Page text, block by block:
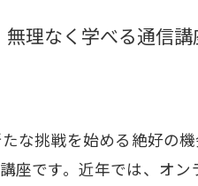
理なく学べる通信講
な挑戦を始める絶好の
座です。近年では、オ